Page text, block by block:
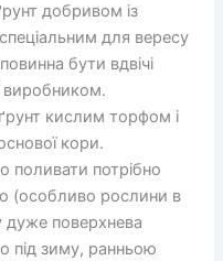
добривом із
для вересу
бути вдвічі
виробником.
кислим торфом і
кори.
поливати потрібно
(особливо рослини в
поверхнева
під зиму, ранньою